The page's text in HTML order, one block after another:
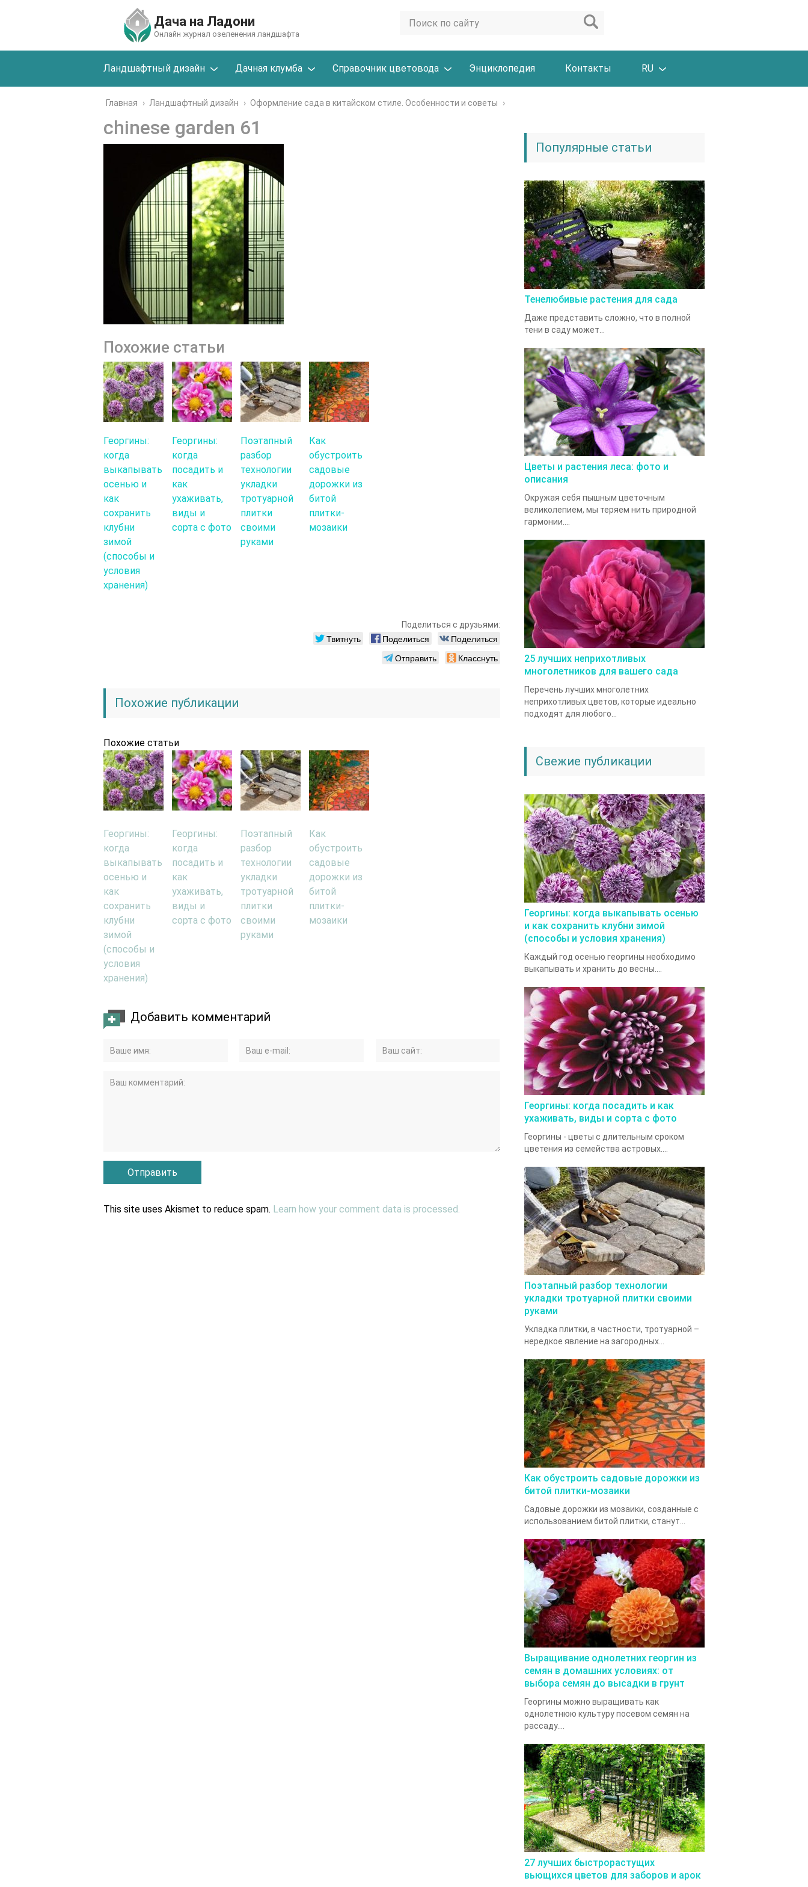
Дача на Ладони
Онлайн журнал озеленения ландшафта
Ландшафтный дизайн Дачная клумба Справочник цветовода Энциклопедия Контакты RU
Главная › Ландшафтный дизайн › Оформление сада в китайском стиле. Особенности и советы ›
chinese garden 61
Похожие статьи
Георгины:
когда
выкапывать
осенью и
как
сохранить
клубни
зимой
(способы и
условия
хранения)
Георгины:
когда
посадить и
как
ухаживать,
виды и
сорта с фото
Поэтапный
разбор
технологии
укладки
тротуарной
плитки
своими
руками
Как
обустроить
садовые
дорожки из
битой
плитки-
мозаики
Поделиться с друзьями:
Твитнуть Поделиться
Поделиться
Отправить
Класснуть
Похожие публикации
Похожие статьи
Георгины:
когда
выкапывать
осенью и
как
сохранить
клубни
зимой
(способы и
условия
хранения)
Георгины:
когда
посадить и
как
ухаживать,
виды и
сорта с фото
Поэтапный
разбор
технологии
укладки
тротуарной
плитки
своими
руками
Как
обустроить
садовые
дорожки из
битой
плитки-
мозаики
Добавить комментарий
This site uses Akismet to reduce spam. Learn how your comment data is processed.
Популярные статьи
Тенелюбивые растения для сада
Даже представить сложно, что в полной
тени в саду может...
Цветы и растения леса: фото и
описания
Окружая себя пышным цветочным
великолепием, мы теряем нить природной
гармонии....
25 лучших неприхотливых
многолетников для вашего сада
Перечень лучших многолетних
неприхотливых цветов, которые идеально
подходят для любого...
Свежие публикации
Георгины: когда выкапывать осенью
и как сохранить клубни зимой
(способы и условия хранения)
Каждый год осенью георгины необходимо
выкапывать и хранить до весны....
Георгины: когда посадить и как
ухаживать, виды и сорта с фото
Георгины - цветы с длительным сроком
цветения из семейства астровых....
Поэтапный разбор технологии
укладки тротуарной плитки своими
руками
Укладка плитки, в частности, тротуарной –
нередкое явление на загородных...
Как обустроить садовые дорожки из
битой плитки-мозаики
Садовые дорожки из мозаики, созданные с
использованием битой плитки, станут...
Выращивание однолетних георгин из
семян в домашних условиях: от
выбора семян до высадки в грунт
Георгины можно выращивать как
однолетнюю культуру посевом семян на
рассаду....
27 лучших быстрорастущих
вьющихся цветов для заборов и арок